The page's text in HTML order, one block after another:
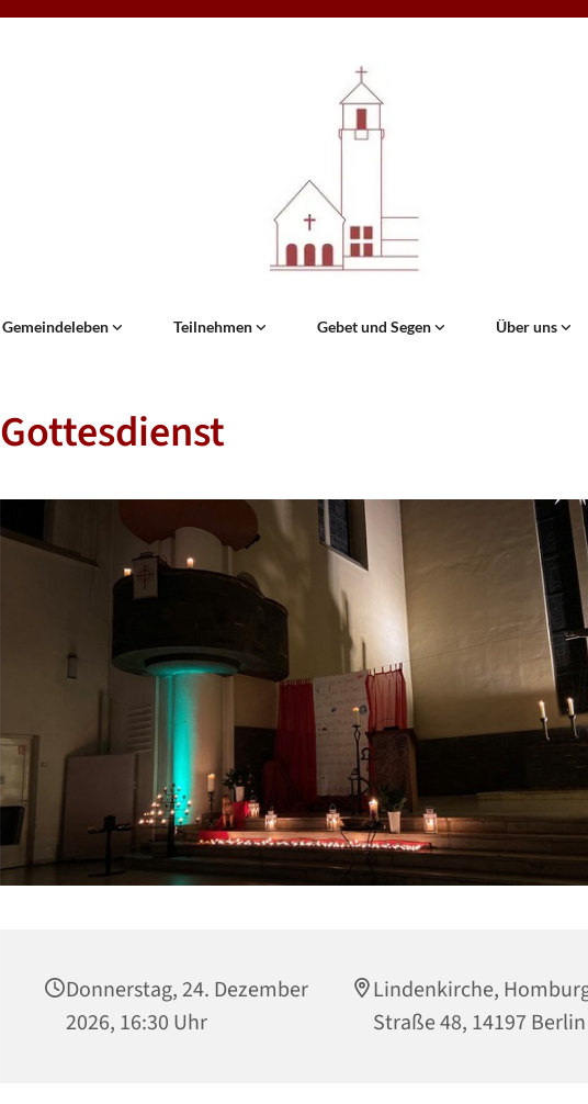
Gemeindeleben Teilnehmen Gebet und Segen Über uns
Gottesdienst
Donnerstag, 24. Dezember
2026, 16:30 Uhr
Lindenkirche,
Straße 48, 14197 Berlin